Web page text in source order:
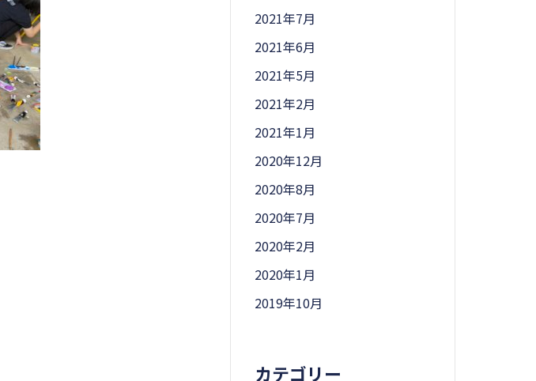
2021年7月
2021年6月
2021年5月
2021年2月
2021年1月
2020年12月
2020年8月
2020年7月
2020年2月
2020年1月
2019年10月
カテゴリー